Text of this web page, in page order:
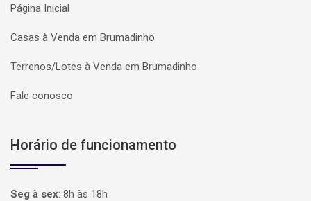
Página Inicial
Casas à Venda em Brumadinho
Terrenos/Lotes à Venda em Brumadinho
Fale conosco
Horário de funcionamento
Seg à sex: 8h às 18h